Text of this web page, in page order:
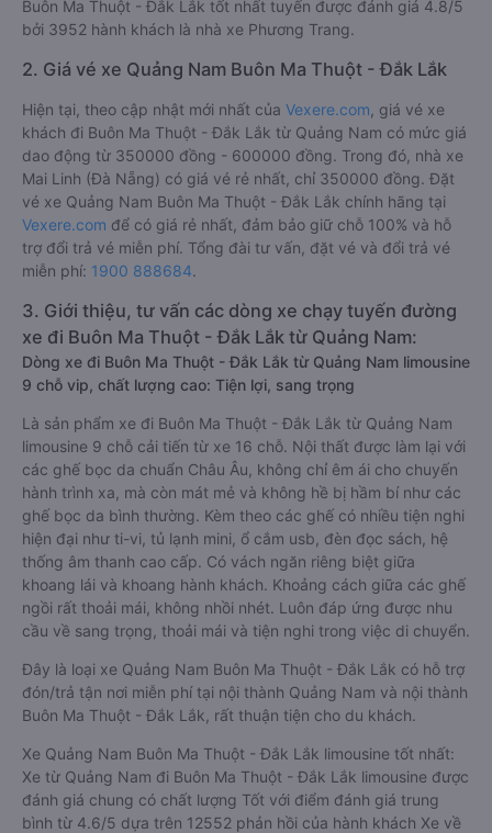
Buôn Ma Thuột - Đắk Lắk tốt nhất tuyến được đánh giá 4.8/5
bởi 3952 hành khách là nhà xe Phương Trang.
2. Giá vé xe Quảng Nam Buôn Ma Thuột - Đắk Lắk
Hiện tại, theo cập nhật mới nhất của Vexere.com , giá vé xe
khách đi Buôn Ma Thuột - Đắk Lắk từ Quảng Nam có mức giá
dao động từ 350000 đồng - 600000 đồng. Trong đó, nhà xe
Mai Linh (Đà Nẵng) có giá vé rẻ nhất, chỉ 350000 đồng. Đặt
vé xe Quảng Nam Buôn Ma Thuột - Đắk Lắk chính hãng tại
Vexere.com để có giá rẻ nhất, đảm bảo giữ chỗ 100% và hỗ
trợ đổi trả vé miễn phí. Tổng đài tư vấn, đặt vé và đổi trả vé
miễn phí: 1900 888684.
3. Giới thiệu, tư vấn các dòng xe chạy tuyến đường
xe đi Buôn Ma Thuột - Đắk Lắk từ Quảng Nam:
Dòng xe đi Buôn Ma Thuột - Đắk Lắk từ Quảng Nam limousine
9 chỗ vip, chất lượng cao: Tiện lợi, sang trọng
Là sản phẩm xe đi Buôn Ma Thuột - Đắk Lắk từ Quảng Nam
limousine 9 chỗ cải tiến từ xe 16 chỗ. Nội thất được làm lại với
các ghế bọc da chuẩn Châu Âu, không chỉ êm ái cho chuyến
hành trình xa, mà còn mát mẻ và không hề bị hầm bí như các
ghế bọc da bình thường. Kèm theo các ghế có nhiều tiện nghi
hiện đại như ti-vi, tủ lạnh mini, ổ cắm usb, đèn đọc sách, hệ
thống âm thanh cao cấp. Có vách ngăn riêng biệt giữa
khoang lái và khoang hành khách. Khoảng cách giữa các ghế
ngồi rất thoải mái, không nhồi nhét. Luôn đáp ứng được nhu
cầu về sang trọng, thoải mái và tiện nghi trong việc di chuyển.
Đây là loại xe Quảng Nam Buôn Ma Thuột - Đắk Lắk có hỗ trợ
đón/trả tận nơi miễn phí tại nội thành Quảng Nam và nội thành
Buôn Ma Thuột - Đắk Lắk, rất thuận tiện cho du khách.
Xe Quảng Nam Buôn Ma Thuột - Đắk Lắk limousine tốt nhất:
Xe từ Quảng Nam đi Buôn Ma Thuột - Đắk Lắk limousine được
đánh giá chung có chất lượng Tốt với điểm đánh giá trung
bình từ 4.6/5 dựa trên 12552 phản hồi của hành khách Xe về